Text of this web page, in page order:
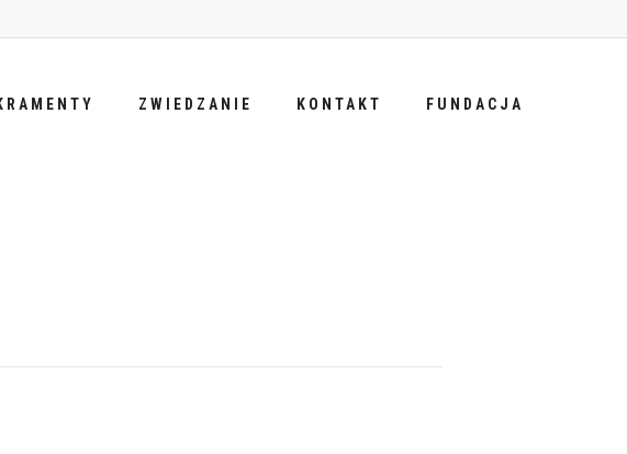
ZWIEDZANIE KONTAKT FUNDACJA